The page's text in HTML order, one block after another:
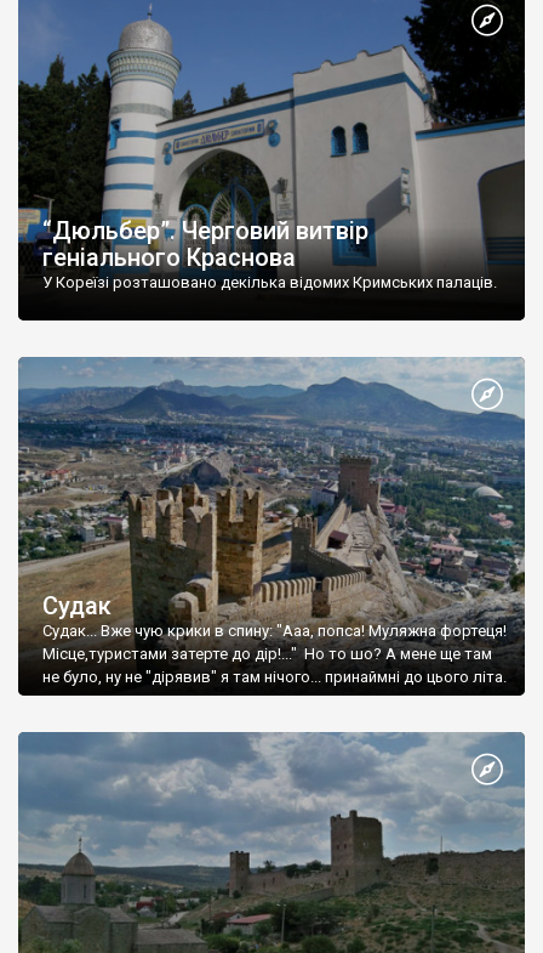
“Дюльбер”. Черговий витвір
геніального Краснова
У Кореїзі розташовано декілька відомих Кримських палаців.
Судак
Судак... Вже чую крики в спину: "Ааа, попса! Муляжна фортеця!
Місце,туристами затерте до дір!..." Но то шо? А мене ще там
не було, ну не "дірявив" я там нічого... принаймні до цього літа.